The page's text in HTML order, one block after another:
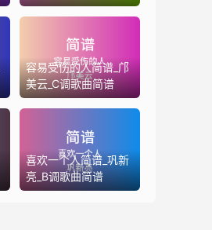
简谱
容易受伤的人简谱_邝
美云_C调歌曲简谱
喜欢一个人简谱_巩新
亮_B调歌曲简谱